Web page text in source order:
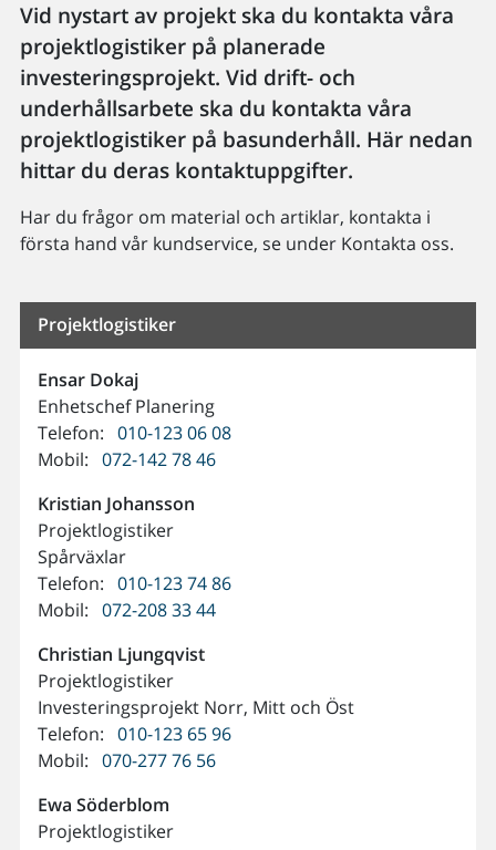
Vid nystart av projekt ska du kontakta våra
projektlogistiker på planerade
investeringsprojekt. Vid drift- och
underhållsarbete ska du kontakta våra
projektlogistiker på basunderhåll. Här nedan
hittar du deras kontaktuppgifter.
Har du frågor om material och artiklar, kontakta i
första hand vår kundservice, se under Kontakta oss.
Projektlogistiker
Ensar Dokaj
Enhetschef Planering
Telefon: 010-123 06 08
Mobil: 072-142 78 46
Kristian Johansson
Projektlogistiker
Spårväxlar
Telefon: 010-123 74 86
Mobil: 072-208 33 44
Christian Ljungqvist
Projektlogistiker
Investeringsprojekt Norr, Mitt och Öst
Telefon: 010-123 65 96
Mobil: 070-277 76 56
Ewa Söderblom
Projektlogistiker